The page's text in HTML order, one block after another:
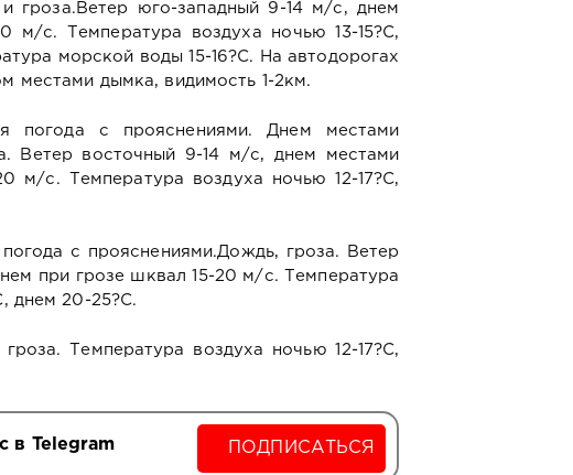
гроза. Ветер юго-западный 9-14 м/с, днем
м/с. Температура воздуха ночью 13-15?С,
морской воды 15-16?С. На автодорогах
местами дымка, видимость 1-2км.
погода с прояснениями. Днем местами
Ветер восточный 9-14 м/с, днем местами
м/с. Температура воздуха ночью 12-17?С,
с прояснениями.Дождь, гроза. Ветер
при грозе шквал 15-20 м/с. Температура
днем 20-25?С.
Температура воздуха ночью 12-17?С,
в Telegram ПОДПИСАТЬСЯ